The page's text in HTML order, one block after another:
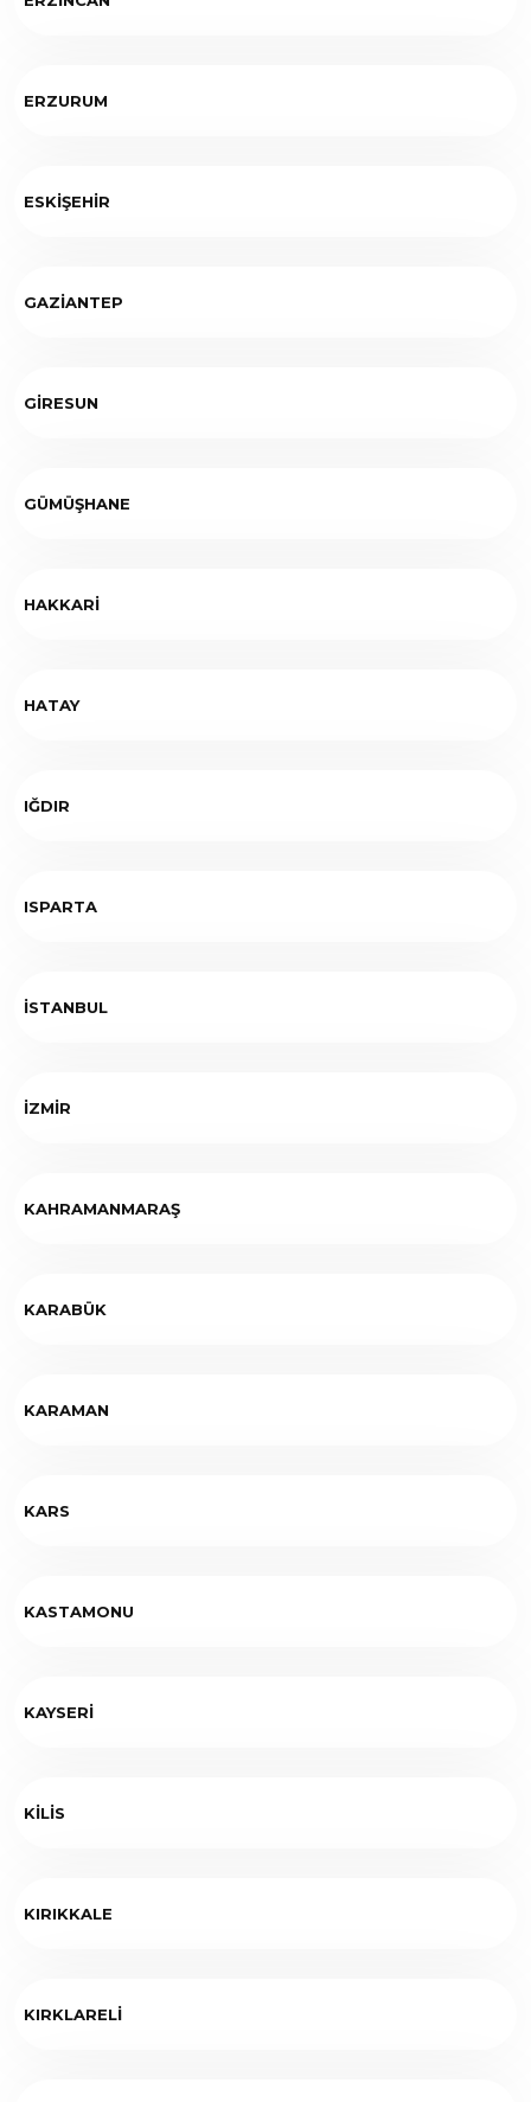
ERZURUM
ESKİŞEHİR
GAZİANTEP
GİRESUN
GÜMÜŞHANE
HAKKARİ
HATAY
IĞDIR
ISPARTA
İSTANBUL
İZMİR
KAHRAMANMARAŞ
KARABÜK
KARAMAN
KARS
KASTAMONU
KAYSERİ
KİLİS
KIRIKKALE
KIRKLARELİ